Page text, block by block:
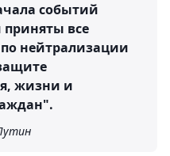
событий
все
нейтрализации
жизни и